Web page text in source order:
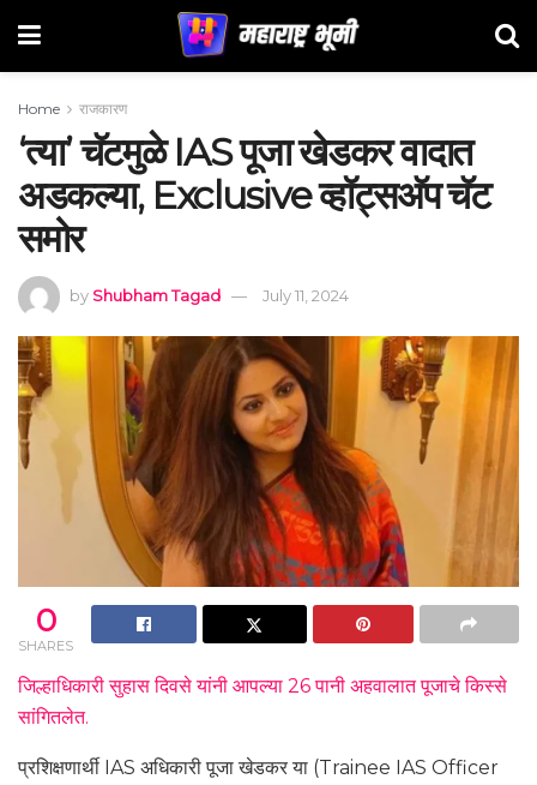
Home राजकारण
‘त्या’ चॅटमुळे IAS पूजा खेडकर वादात
अडकल्या, Exclusive व्हॉट्सअ‍ॅप चॅट
समोर
by Shubham Tagad July 11, 2024
0
SHARES
जिल्हाधिकारी सुहास दिवसे यांनी आपल्या 26 पानी अहवालात पूजाचे किस्से
सांगितलेत.
प्रशिक्षणार्थी IAS अधिकारी पूजा खेडकर या (Trainee IAS Officer